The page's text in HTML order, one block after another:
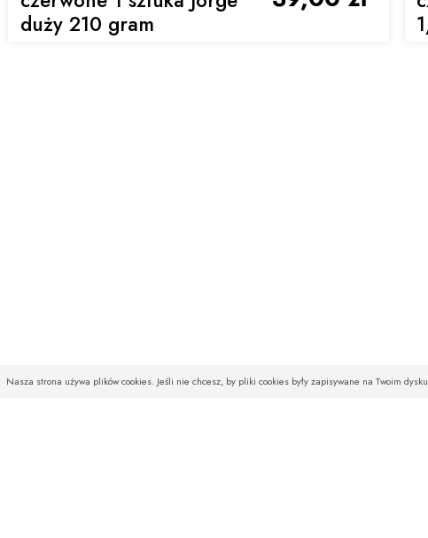
duży 210 gram
Nasza strona używa plików cookies. Jeśli nie chcesz, by pliki cookies były zapisywane na Twoim